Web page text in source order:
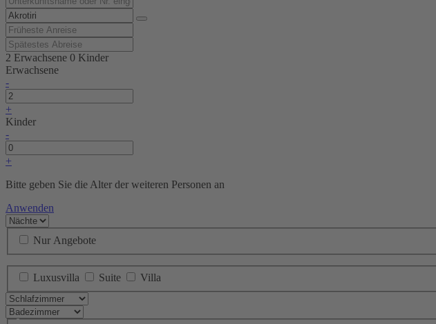
2 Erwachsene 0 Kinder
Erwachsene
-
+
Kinder
-
+
Bitte geben Sie die Alter der weiteren Personen an
Anwenden
Nur Angebote
Luxusvilla Suite Villa